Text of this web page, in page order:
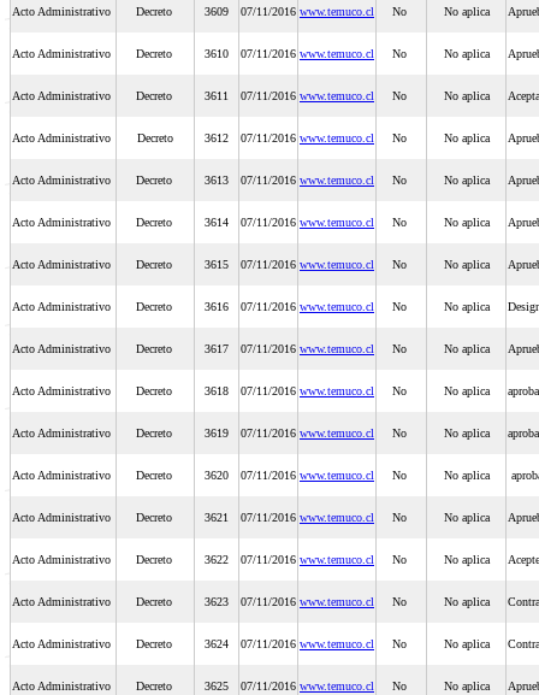
Acto Administrativo Decreto 3609 07/11/2016 www.temuco.cl No No aplica
Acto Administrativo Decreto 3610 07/11/2016 www.temuco.cl No No aplica
Acto Administrativo Decreto 3611 07/11/2016 www.temuco.cl No No aplica
Acto Administrativo Decreto 3612 07/11/2016 www.temuco.cl No No aplica
Acto Administrativo Decreto 3613 07/11/2016 www.temuco.cl No No aplica
Acto Administrativo Decreto 3614 07/11/2016 www.temuco.cl No No aplica
Acto Administrativo Decreto 3615 07/11/2016 www.temuco.cl No No aplica
Acto Administrativo Decreto 3616 07/11/2016 www.temuco.cl No No aplica
Acto Administrativo Decreto 3617 07/11/2016 www.temuco.cl No No aplica
Acto Administrativo Decreto 3618 07/11/2016 www.temuco.cl No No aplica
Acto Administrativo Decreto 3619 07/11/2016 www.temuco.cl No No aplica
Acto Administrativo Decreto 3620 07/11/2016 www.temuco.cl No No aplica
Acto Administrativo Decreto 3621 07/11/2016 www.temuco.cl No No aplica
Acto Administrativo Decreto 3622 07/11/2016 www.temuco.cl No No aplica
Acto Administrativo Decreto 3623 07/11/2016 www.temuco.cl No No aplica
Acto Administrativo Decreto 3624 07/11/2016 www.temuco.cl No No aplica
Acto Administrativo Decreto 3625 07/11/2016 www.temuco.cl No No aplica